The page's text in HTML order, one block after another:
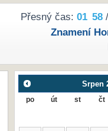
Přesný čas: 01 58/
Znamení
Srpen
po út st čt